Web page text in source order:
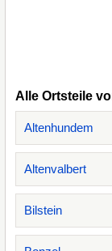
Alle Ortsteile
Altenhundem
Altenvalbert
Bilstein